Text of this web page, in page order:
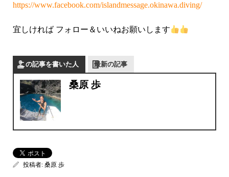
https://www.facebook.com/islandmessage.okinawa.diving/
宜しければ フォロー＆いいねお願いします
この記事を書いた人 最新の記事
桑原 歩
投稿者: 桑原 歩